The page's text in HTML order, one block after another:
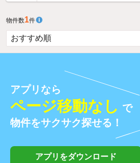
物件数1件
アプリなら
ページ移動なし で
物件をサクサク探せる！
アプリをダウンロード